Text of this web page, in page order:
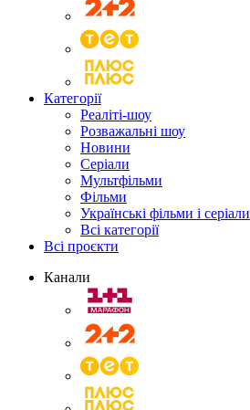
Категорії
Реаліті-шоу
Розважальні шоу
Новини
Серіали
Мультфільми
Фільми
Українські фільми і серіали
Всі категорії
Всі проєкти
Канали